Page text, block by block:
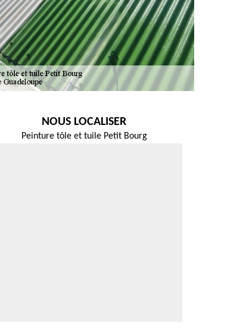
NOUS LOCALISER
Peinture tôle et tuile Petit Bourg